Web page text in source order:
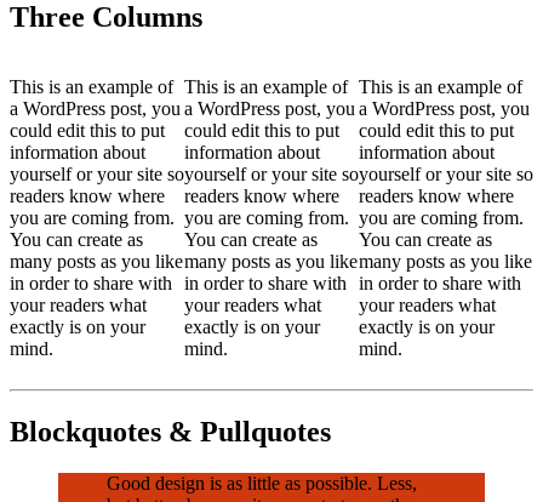
Three Columns
This is an example of
a WordPress post, you
could edit this to put
information about
yourself or your site so
readers know where
you are coming from.
You can create as
many posts as you like
in order to share with
your readers what
exactly is on your
mind.
This is an example of
a WordPress post, you
could edit this to put
information about
yourself or your site so
readers know where
you are coming from.
You can create as
many posts as you like
in order to share with
your readers what
exactly is on your
mind.
This is an example of
a WordPress post, you
could edit this to put
information about
yourself or your site so
readers know where
you are coming from.
You can create as
many posts as you like
in order to share with
your readers what
exactly is on your
mind.
Blockquotes & Pullquotes
Good design is as little as possible. Less,